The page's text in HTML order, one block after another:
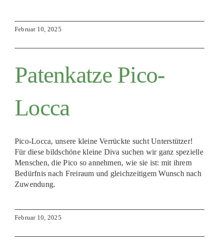
Februar 10, 2025
Patenkatze Pico-
Locca
Pico-Locca, unsere kleine Verrückte sucht Unterstützer!
Für diese bildschöne kleine Diva suchen wir ganz spezielle
Menschen, die Pico so annehmen, wie sie ist: mit ihrem
Bedürfnis nach Freiraum und gleichzeitigem Wunsch nach
Zuwendung.
Februar 10, 2025